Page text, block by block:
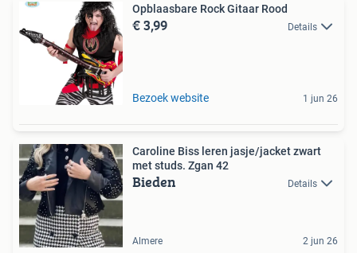
Opblaasbare Rock Gitaar Rood
€ 3,99 Details
Bezoek website 1 jun 26
Caroline Biss leren jasje/jacket zwart
met studs. Zgan 42
Bieden Details
Almere 2 jun 26